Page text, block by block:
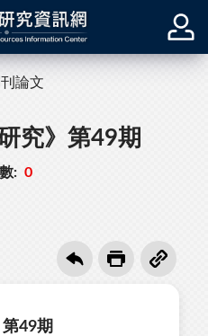
論文
究》第49期
: 0
49期